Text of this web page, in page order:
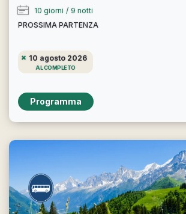
10 giorni / 9 notti
PROSSIMA PARTENZA
10 agosto 2026
AL COMPLETO
Programma